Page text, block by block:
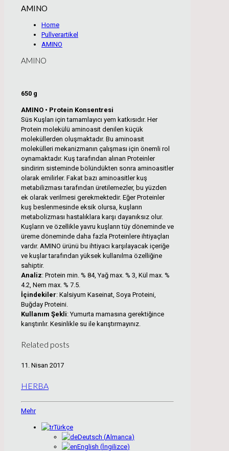
AMINO
Home
Pullverartikel
AMINO
AMINO
650 g
AMINO • Protein Konsentresi
Süs Kuşları için tamamlayıcı yem katkısıdır. Her
Protein molekülü aminoasit denilen küçük
moleküllerden oluşmaktadır. Bu aminoasit
molekülleri mekanizmanın çalışması için önemli rol
oynamaktadır. Kuş tarafından alınan Proteinler
sindirim sisteminde bölündükten sonra aminoasitler
olarak emilirler. Fakat bazı aminoasitler kuş
metabilizması tarafından üretilemezler, bu yüzden
ek olarak verilmesi gerekmektedir. Eğer Proteinler
kuş beslenmesinde eksik olursa, kuşların
metabolizması hastalıklara karşı dayanıksız olur.
Kuşların ve özellikle yavru kuşların tüy döneminde ve
üreme döneminde daha fazla Proteinlere ihtiyaçları
vardır. AMINO ürünü bu ihtiyacı karşılayacak içeriğe
ve kuşlar tarafından yüksek kullanılma özelliğine
sahiptir.
Analiz: Protein min. % 84, Yağ max. % 3, Kül max. %
4.2, Nem max. % 7.5.
İçindekiler: Kalsiyum Kaseinat, Soya Proteini,
Buğday Proteini.
Kullanım Şekli: Yumurta mamasına gerektiğince
karıştırılır. Kesinlikle su ile karıştırmayınız.
Related posts
11. Nisan 2017
HERBA
Mehr
Türkçe
Deutsch (Almanca)
English (İngilizce)